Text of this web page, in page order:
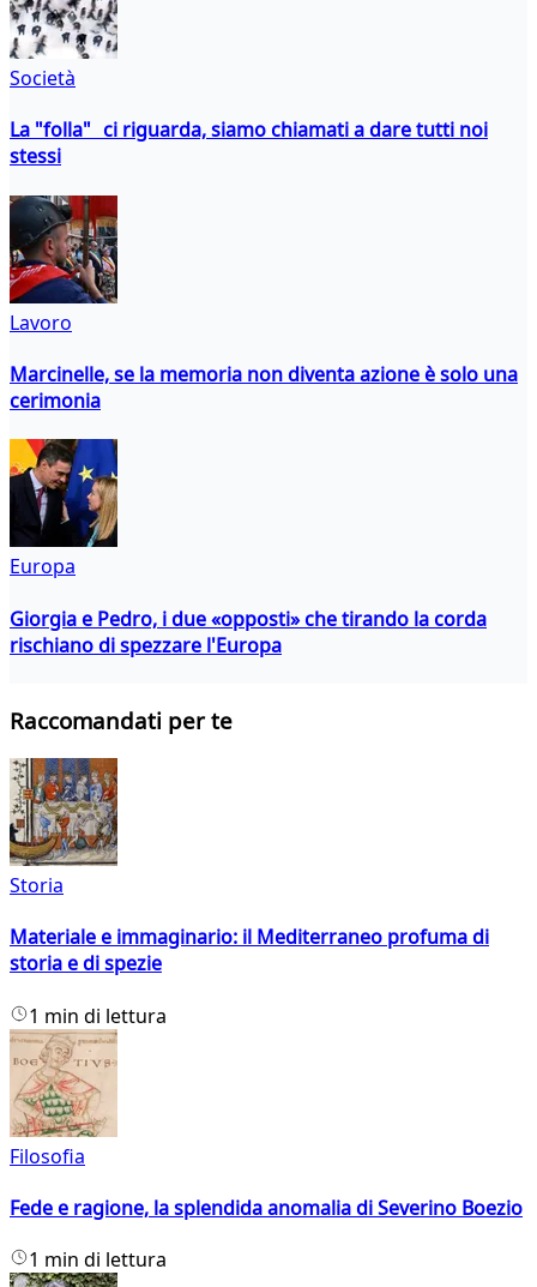
Società
La "folla" ci riguarda, siamo chiamati a dare tutti noi
stessi
Lavoro
Marcinelle, se la memoria non diventa azione è solo una
cerimonia
Europa
Giorgia e Pedro, i due «opposti» che tirando la corda
rischiano di spezzare l'Europa
Raccomandati per te
Storia
Materiale e immaginario: il Mediterraneo profuma di
storia e di spezie
1 min di lettura
Filosofia
Fede e ragione, la splendida anomalia di Severino Boezio
1 min di lettura